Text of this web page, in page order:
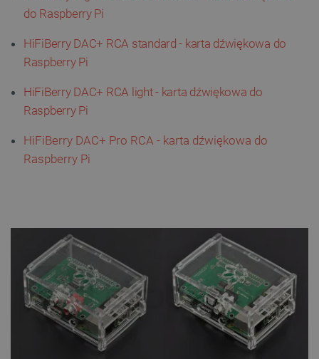
do Raspberry Pi
HiFiBerry DAC+ RCA standard - karta dźwiękowa do
Raspberry Pi
HiFiBerry DAC+ RCA light - karta dźwiękowa do
Raspberry Pi
HiFiBerry DAC+ Pro RCA - karta dźwiękowa do
Raspberry Pi